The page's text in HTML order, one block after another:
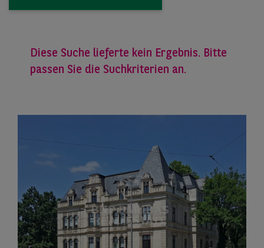
Diese Suche lieferte kein Ergebnis. Bitte
passen Sie die Suchkriterien an.